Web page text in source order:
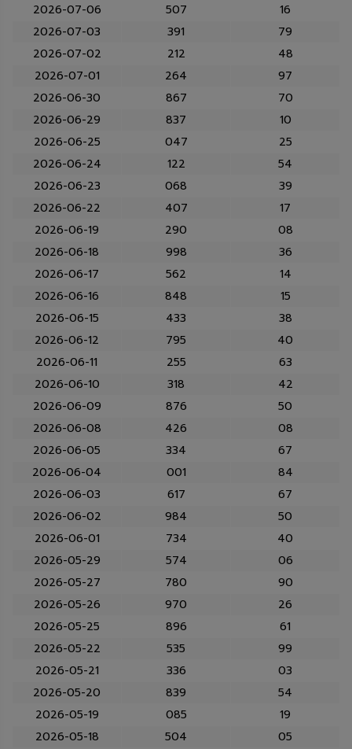
2026-07-06
507
16
2026-07-03
391
79
2026-07-02
212
48
2026-07-01
264
97
2026-06-30
867
70
2026-06-29
837
10
2026-06-25
047
25
2026-06-24
122
54
2026-06-23
068
39
2026-06-22
407
17
2026-06-19
290
08
2026-06-18
998
36
2026-06-17
562
14
2026-06-16
848
15
2026-06-15
433
38
2026-06-12
795
40
2026-06-11
255
63
2026-06-10
318
42
2026-06-09
876
50
2026-06-08
426
08
2026-06-05
334
67
2026-06-04
001
84
2026-06-03
617
67
2026-06-02
984
50
2026-06-01
734
40
2026-05-29
574
06
2026-05-27
780
90
2026-05-26
970
26
2026-05-25
896
61
2026-05-22
535
99
2026-05-21
336
03
2026-05-20
839
54
2026-05-19
085
19
2026-05-18
504
05